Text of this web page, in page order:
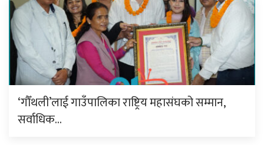
‘गौँथली’लाई गाउँपालिका राष्ट्रिय महासंघको सम्मान,
सर्वाधिक…